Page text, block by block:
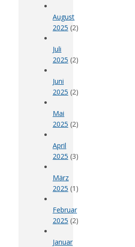
August
2025 (2)
Juli
2025 (2)
Juni
2025 (2)
Mai
2025 (2)
April
2025 (3)
März
2025 (1)
Februar
2025 (2)
Januar